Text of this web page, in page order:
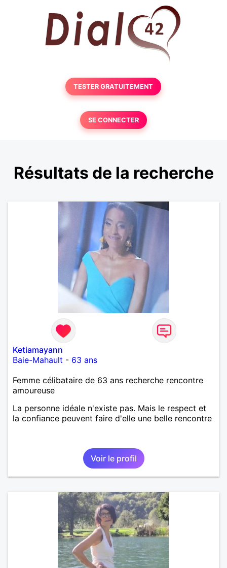
TESTER GRATUITEMENT
SE CONNECTER
Résultats de la recherche
Ketiamayann
Baie-Mahault - 63 ans
Femme célibataire de 63 ans recherche rencontre
amoureuse
La personne idéale n'existe pas. Mais le respect et
la confiance peuvent faire d'elle une belle rencontre
Voir le profil